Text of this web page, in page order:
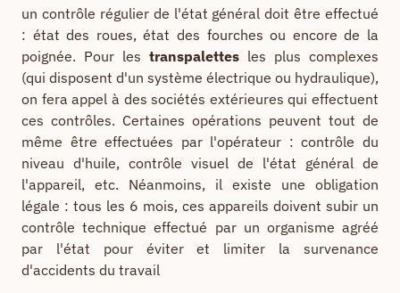
un contrôle régulier de l'état général doit être effectué
: état des roues, état des fourches ou encore de la
poignée. Pour les transpalettes les plus complexes
(qui disposent d'un système électrique ou hydraulique),
on fera appel à des sociétés extérieures qui effectuent
ces contrôles. Certaines opérations peuvent tout de
même être effectuées par l'opérateur : contrôle du
niveau d'huile, contrôle visuel de l'état général de
l'appareil, etc. Néanmoins, il existe une obligation
légale : tous les 6 mois, ces appareils doivent subir un
contrôle technique effectué par un organisme agréé
par l'état pour éviter et limiter la survenance
d'accidents du travail